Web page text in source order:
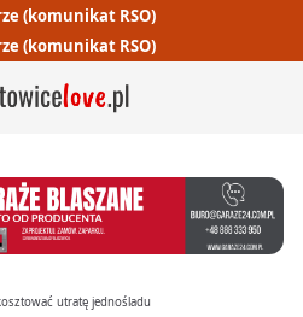
(komunikat RSO)
(komunikat RSO)
utratę jednośladu